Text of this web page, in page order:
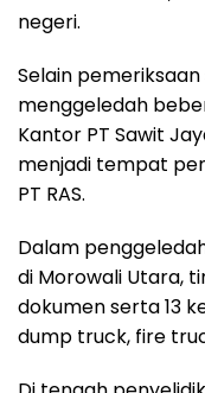
negeri.
Selain
menggeledah
Kantor PT Sawit
menjadi tempat
PT RAS.
Dalam
di Morowali Utara,
dokumen serta 13
dump truck, fire